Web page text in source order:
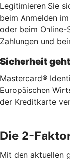
Legitimieren Sie
beim Anmelden
oder beim
Zahlungen und
Sicherheit
Mastercard®
Europäischen
der Kreditkarte
Die 2-
Mit den aktuellen